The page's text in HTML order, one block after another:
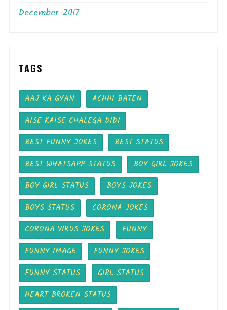
December 2017
TAGS
AAJ KA GYAN
ACHHI BATEN
AISE KAISE CHALEGA DIDI
BEST FUNNY JOKES
BEST STATUS
BEST WHATSAPP STATUS
BOY GIRL JOKES
BOY GIRL STATUS
BOYS JOKES
BOYS STATUS
CORONA JOKES
CORONA VIRUS JOKES
FUNNY
FUNNY IMAGE
FUNNY JOKES
FUNNY STATUS
GIRL STATUS
HEART BROKEN STATUS